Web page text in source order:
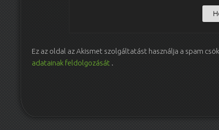
Ez az oldal az Akismet szolgáltatást használja a spam
adatainak feldolgozását .